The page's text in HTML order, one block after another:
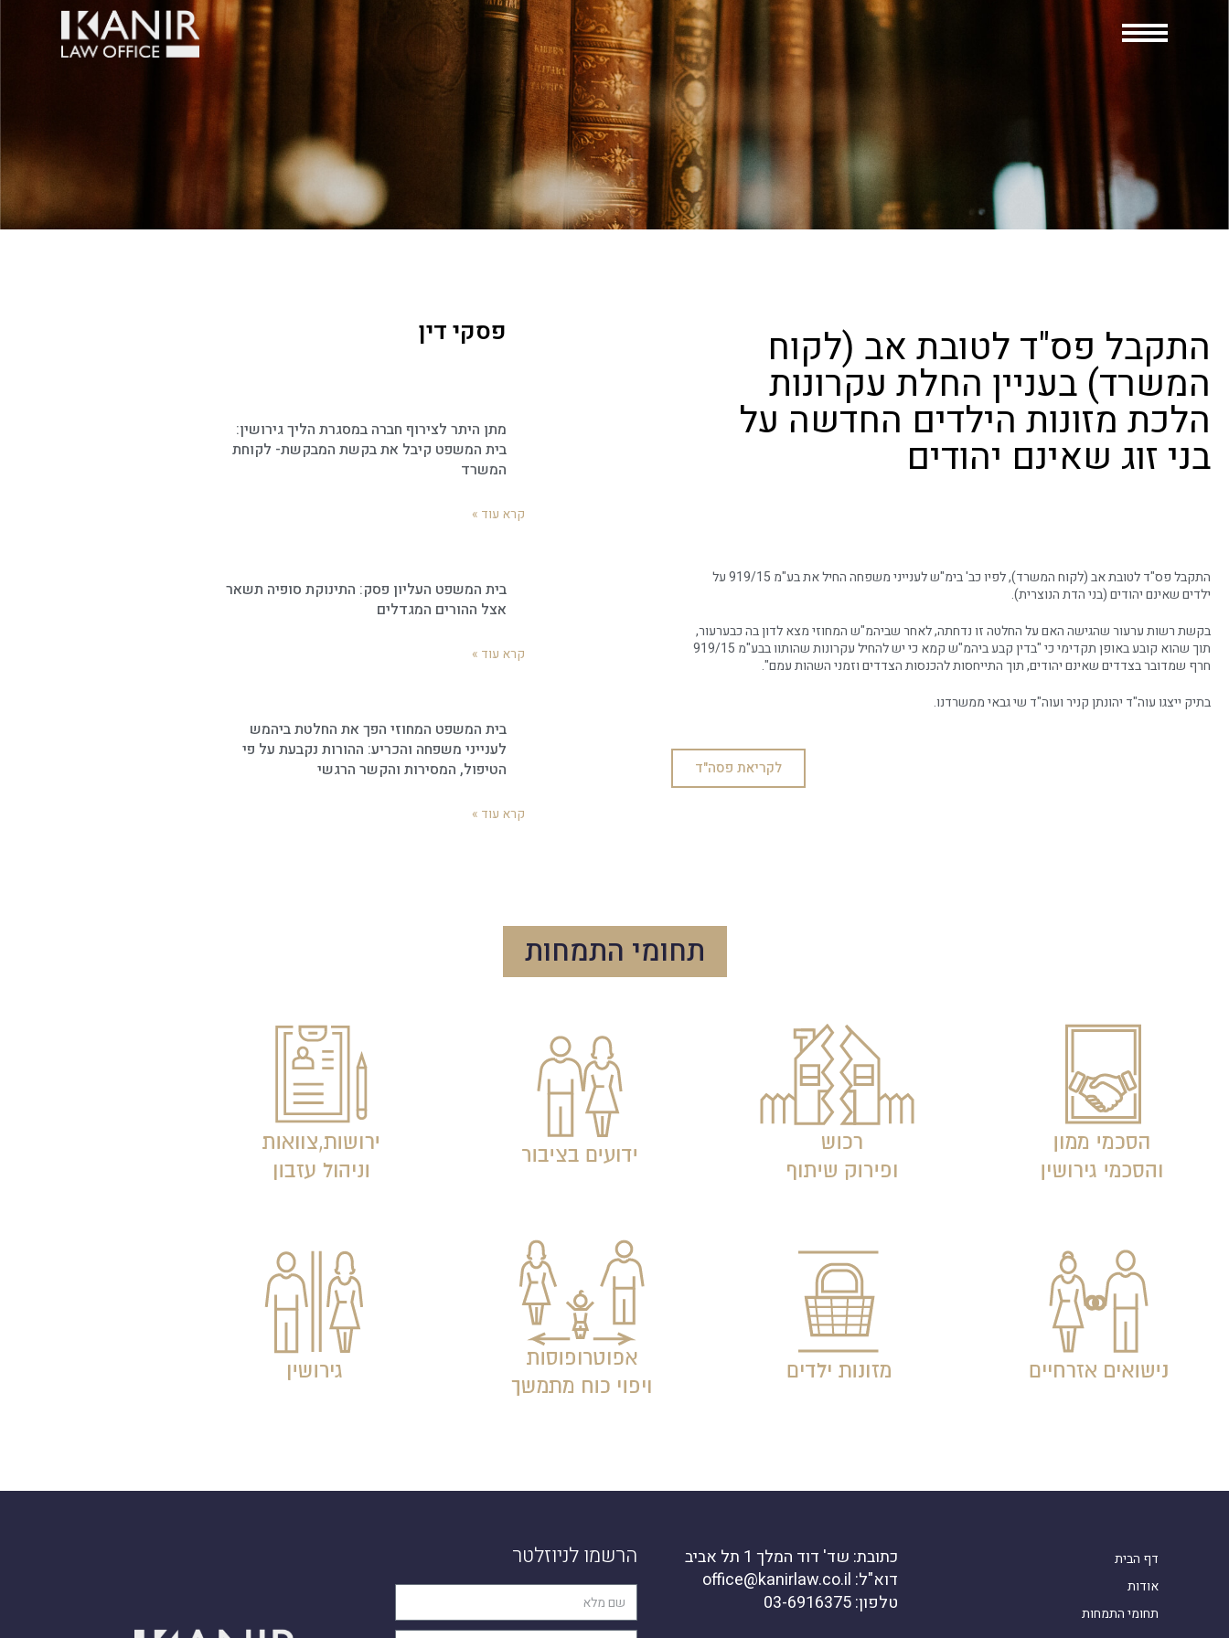
התקבל פס"ד לטובת אב (לקוח
המשרד) בעניין החלת עקרונות
הלכת מזונות הילדים החדשה על
בני זוג שאינם יהודים
התקבל פס"ד לטובת אב (לקוח המשרד), לפיו כב' בימ"ש לענייני משפחה החיל את בע"מ 919/15 על
ילדים שאינם יהודים (בני הדת הנוצרית).
בקשת רשות ערעור שהגישה האם על החלטה זו נדחתה, לאחר שביהמ"ש המחוזי מצא לדון בה כבערעור,
תוך שהוא קובע באופן תקדימי כי "בדין קבע ביהמ"ש קמא כי יש להחיל עקרונות שהותוו בבע"מ 919/15
חרף שמדובר בצדדים שאינם יהודים, תוך התייחסות להכנסות הצדדים וזמני השהות עמם".
בתיק ייצגו עוה"ד יהונתן קניר ועוה"ד שי גבאי ממשרדנו.
לקריאת פסה"ד
פסקי דין
מתן היתר לצירוף חברה במסגרת הליך גירושין:
בית המשפט קיבל את בקשת המבקשת- לקוחת
המשרד
קרא עוד »
בית המשפט העליון פסק: התינוקת סופיה תשאר
אצל ההורים המגדלים
קרא עוד »
בית המשפט המחוזי הפך את החלטת ביהמש
לענייני משפחה והכריע: ההורות נקבעת על פי
הטיפול, המסירות והקשר הרגשי
קרא עוד »
תחומי התמחות
דף הבית
אודות
תחומי התמחות
כתובת: שד' דוד המלך 1 תל אביב
דוא"ל: office@kanirlaw.co.il
טלפון: 03-6916375
הרשמו לניוזלטר